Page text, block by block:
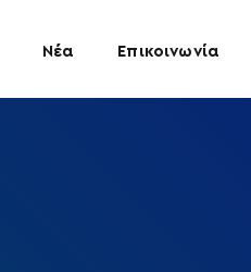
Νέα Επικοινωνία